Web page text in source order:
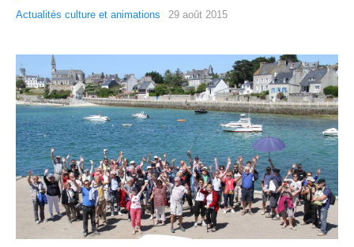
Actualités culture et animations 29 août 2015